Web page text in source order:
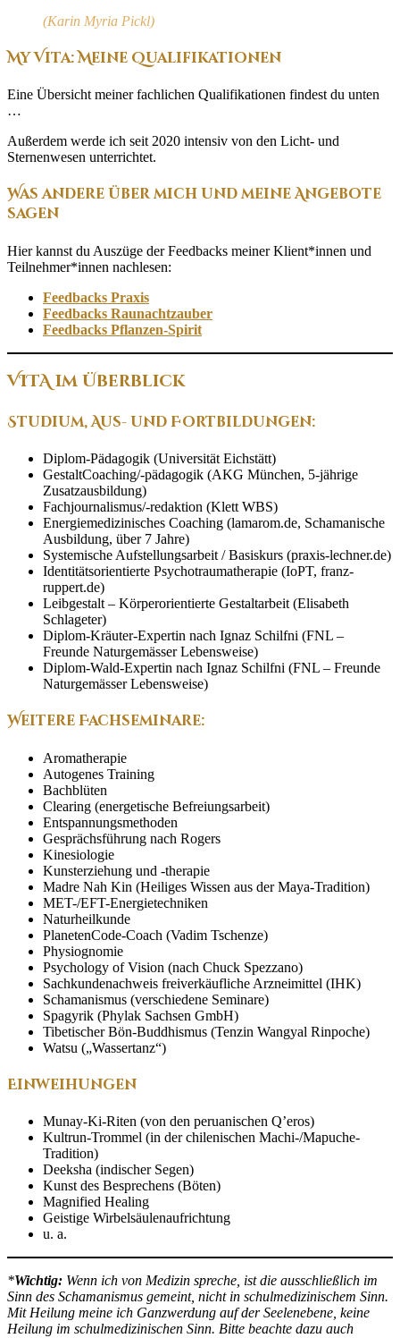
(Karin Myria Pickl)
My Vita: Meine Qualifikationen
Eine Übersicht meiner fachlichen Qualifikationen findest du unten
…
Außerdem werde ich seit 2020 intensiv von den Licht- und
Sternenwesen unterrichtet.
Was andere über mich und meine Angebote
sagen
Hier kannst du Auszüge der Feedbacks meiner Klient*innen und
Teilnehmer*innen nachlesen:
Feedbacks Praxis
Feedbacks Raunachtzauber
Feedbacks Pflanzen-Spirit
VITA im Überblick
Studium, Aus- und Fortbildungen:
Diplom-Pädagogik (Universität Eichstätt)
GestaltCoaching/-pädagogik (AKG München, 5-jährige
Zusatzausbildung)
Fachjournalismus/-redaktion (Klett WBS)
Energiemedizinisches Coaching (lamarom.de, Schamanische
Ausbildung, über 7 Jahre)
Systemische Aufstellungsarbeit / Basiskurs (praxis-lechner.de)
Identitätsorientierte Psychotraumatherapie (IoPT, franz-
ruppert.de)
Leibgestalt – Körperorientierte Gestaltarbeit (Elisabeth
Schlageter)
Diplom-Kräuter-Expertin nach Ignaz Schilfni (FNL –
Freunde Naturgemässer Lebensweise)
Diplom-Wald-Expertin nach Ignaz Schilfni (FNL – Freunde
Naturgemässer Lebensweise)
Weitere Fachseminare:
Aromatherapie
Autogenes Training
Bachblüten
Clearing (energetische Befreiungsarbeit)
Entspannungsmethoden
Gesprächsführung nach Rogers
Kinesiologie
Kunsterziehung und -therapie
Madre Nah Kin (Heiliges Wissen aus der Maya-Tradition)
MET-/EFT-Energietechniken
Naturheilkunde
PlanetenCode-Coach (Vadim Tschenze)
Physiognomie
Psychology of Vision (nach Chuck Spezzano)
Sachkundenachweis freiverkäufliche Arzneimittel (IHK)
Schamanismus (verschiedene Seminare)
Spagyrik (Phylak Sachsen GmbH)
Tibetischer Bön-Buddhismus (Tenzin Wangyal Rinpoche)
Watsu („Wassertanz“)
Einweihungen
Munay-Ki-Riten (von den peruanischen Q’eros)
Kultrun-Trommel (in der chilenischen Machi-/Mapuche-
Tradition)
Deeksha (indischer Segen)
Kunst des Besprechens (Böten)
Magnified Healing
Geistige Wirbelsäulenaufrichtung
u. a.
*Wichtig: Wenn ich von Medizin spreche, ist die ausschließlich im
Sinn des Schamanismus gemeint, nicht in schulmedizinischem Sinn.
Mit Heilung meine ich Ganzwerdung auf der Seelenebene, keine
Heilung im schulmedizinischen Sinn. Bitte beachte dazu auch